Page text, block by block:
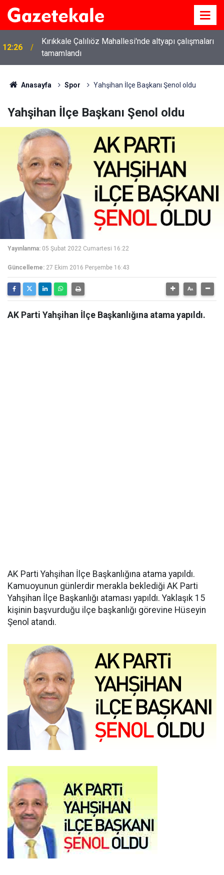
12:26
Kırıkkale Çalılıöz Mahallesi'nde altyapı çalışmaları
tamamlandı
Anasayfa Spor Yahşihan İlçe Başkanı Şenol oldu
Yahşihan İlçe Başkanı Şenol oldu
Yayınlanma: 05 Şubat 2022 Cumartesi 16:22
Güncelleme: 27 Ekim 2016 Perşembe 16:43
AK Parti Yahşihan İlçe Başkanlığına atama yapıldı.
AK Parti Yahşihan İlçe Başkanlığına atama yapıldı.
Kamuoyunun günlerdir merakla beklediği AK Parti
Yahşihan İlçe Başkanlığı ataması yapıldı. Yaklaşık 15
kişinin başvurduğu ilçe başkanlığı görevine Hüseyin
Şenol atandı.